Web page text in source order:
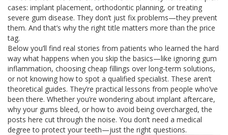
cases: implant placement, orthodontic planning, or treating
severe gum disease. They don’t just fix problems—they prevent
them. And that’s why the right title matters more than the price
tag.
Below you’ll find real stories from patients who learned the hard
way what happens when you skip the basics—like ignoring gum
inflammation, choosing cheap fillings over long-term solutions,
or not knowing how to spot a qualified specialist. These aren’t
theoretical guides. They’re practical lessons from people who’ve
been there. Whether you’re wondering about implant aftercare,
why your gums bleed, or how to avoid being overcharged, the
posts here cut through the noise. You don’t need a medical
degree to protect your teeth—just the right questions.